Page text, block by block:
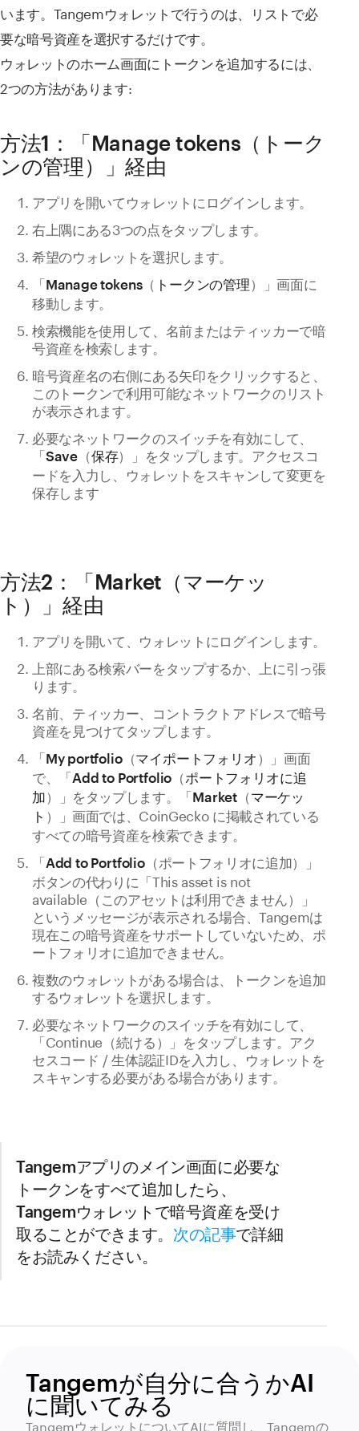
います。Tangemウォレットで行うのは、リストで必
要な暗号資産を選択するだけです。
ウォレットのホーム画面にトークンを追加するには、
2つの方法があります:
方法1：「Manage tokens（トーク
ンの管理）」経由
アプリを開いてウォレットにログインします。
右上隅にある3つの点をタップします。
希望のウォレットを選択します。
「Manage tokens（ トークンの管理）」画面に
移動します。
検索機能を使用して、名前またはティッカーで暗
号資産を検索します。
暗号資産名の右側にある矢印をクリックすると、
このトークンで利用可能なネットワークのリスト
が表示されます。
必要なネットワークのスイッチを有効にして、
「Save （保存）」をタップします。アクセスコ
ードを入力し、ウォレットをスキャンして変更を
保存します
方法2：「Market（マーケッ
ト）」経由
アプリを開いて、ウォレットにログインします。
上部にある検索バーをタップするか、上に引っ張
ります。
名前、ティッカー、コントラクトアドレスで暗号
資産を見つけてタップします。
「My portfolio（マイポートフォリオ ）」画面
で、「Add to Portfolio （ポートフォリオに追
加）」をタップします。「Market （マーケッ
ト ）」画面では、CoinGecko に掲載されている
すべての暗号資産を検索できます。
「Add to Portfolio（ポートフォリオに追加）」
ボタンの代わりに「This asset is not
available（このアセットは利用できません）」
というメッセージが表示される場合、Tangemは
現在この暗号資産をサポートしていないため、ポ
ートフォリオに追加できません。
複数のウォレットがある場合は、トークンを追加
するウォレットを選択します。
必要なネットワークのスイッチを有効にして、
「Continue（続ける）」をタップします。アク
セスコード / 生体認証IDを入力し、ウォレットを
スキャンする必要がある場合があります。
Tangemアプリのメイン画面に必要な
トークンをすべて追加したら、
Tangemウォレットで暗号資産を受け
取ることができます。 次の記事で詳細
をお読みください。
Tangemが自分に合うかAI
に聞いてみる
TangemウォレットについてAIに質問し、Tangemの